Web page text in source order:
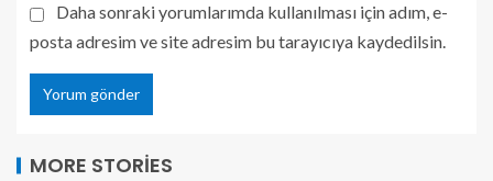
Daha sonraki yorumlarımda kullanılması için adım, e-
posta adresim ve site adresim bu tarayıcıya kaydedilsin.
MORE STORIES